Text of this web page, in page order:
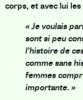
corps, et avec lui
« Je voulais
sont si peu
l’histoire de
comme sans
femmes
importante. »